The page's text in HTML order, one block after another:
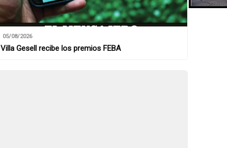
05/08/2026
Villa Gesell recibe los premios FEBA